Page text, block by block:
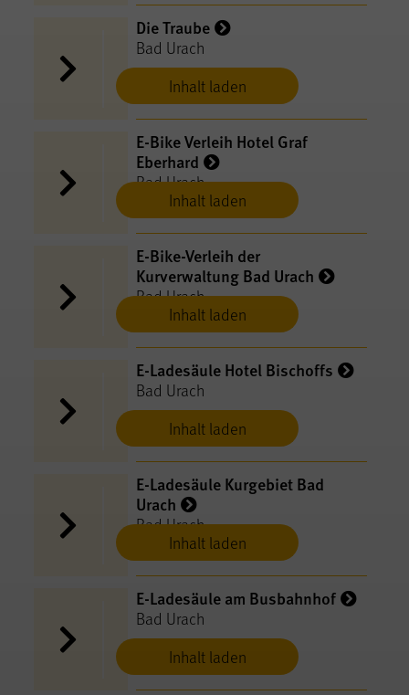
Inhalt laden
Die Traube
Bad Urach
Inhalt laden
E-Bike Verleih Hotel Graf
Eberhard
Bad Urach
Inhalt laden
E-Bike-Verleih der
Kurverwaltung Bad Urach
Bad Urach
Inhalt laden
E-Ladesäule Hotel Bischoffs
Bad Urach
Inhalt laden
E-Ladesäule Kurgebiet Bad
Urach
Bad Urach
Inhalt laden
E-Ladesäule am Busbahnhof
Bad Urach